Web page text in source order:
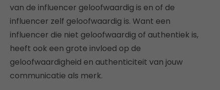
van de influencer geloofwaardig is en of de
influencer zelf geloofwaardig is. Want een
influencer die niet geloofwaardig of authentiek is,
heeft ook een grote invloed op de
geloofwaardigheid en authenticiteit van jouw
communicatie als merk.